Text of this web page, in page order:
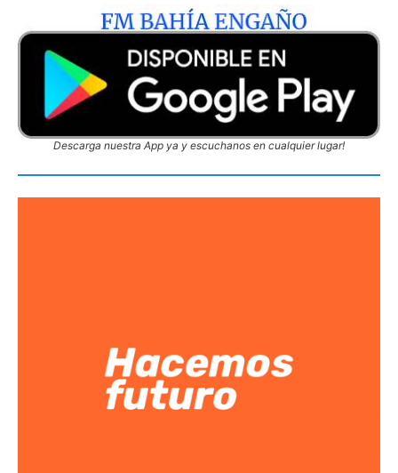
Descarga nuestra App ya y escuchanos en cualquier lugar!